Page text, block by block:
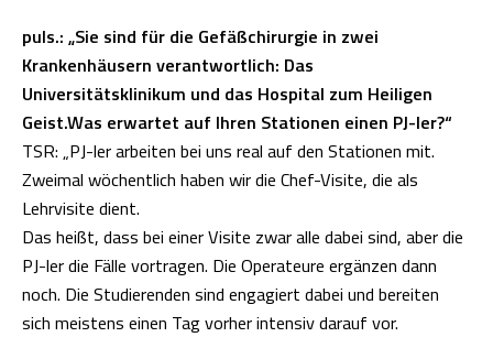
puls.: „Sie sind für die Gefäßchirurgie in zwei
Krankenhäusern verantwortlich: Das
Universitätsklinikum und das Hospital zum Heiligen
Geist.Was erwartet auf Ihren Stationen einen PJ-ler?“
TSR: „PJ-ler arbeiten bei uns real auf den Stationen mit.
Zweimal wöchentlich haben wir die Chef-Visite, die als
Lehrvisite dient.
Das heißt, dass bei einer Visite zwar alle dabei sind, aber die
PJ-ler die Fälle vortragen. Die Operateure ergänzen dann
noch. Die Studierenden sind engagiert dabei und bereiten
sich meistens einen Tag vorher intensiv darauf vor.